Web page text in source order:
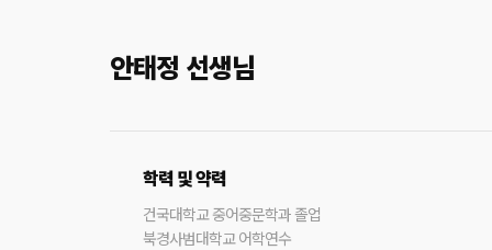
안태정 선생님
학력 및 약력
건국대학교 중어중문학과 졸업
북경사범대학교 어학연수